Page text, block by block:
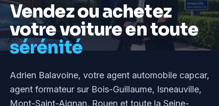
Vendez ou achetez
votre voiture en toute
sérénité
Adrien Balavoine, votre agent automobile capcar,
agent formateur sur Bois-Guillaume, Isneauville,
Mont-Saint-Aignan, Rouen et toute la Seine-